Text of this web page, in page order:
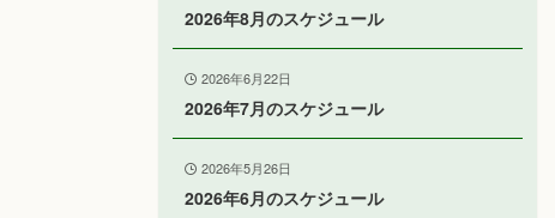
2026年8月のスケジュール
2026年6月22日
2026年7月のスケジュール
2026年5月26日
2026年6月のスケジュール